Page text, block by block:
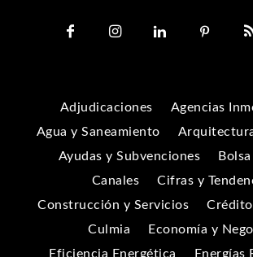
Adjudicaciones
Agencias
Agua y Saneamiento
Ayudas y Subvenciones
Canales
Cifras y
Construcción y Servicios
Culmia
Economía y
Eficiencia Energética
Energías